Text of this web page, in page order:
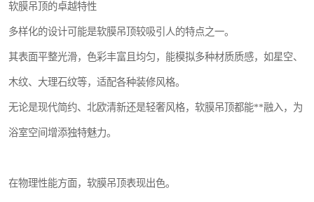
软膜吊顶的卓越特性
多样化的设计可能是软膜吊顶较吸引人的特点之一。
其表面平整光滑，色彩丰富且均匀，能模拟多种材质质感，如星空、
木纹、大理石纹等，适配各种装修风格。
无论是现代简约、北欧清新还是轻奢风格，软膜吊顶都能**融入，为
浴室空间增添独特魅力。
在物理性能方面，软膜吊顶表现出色。